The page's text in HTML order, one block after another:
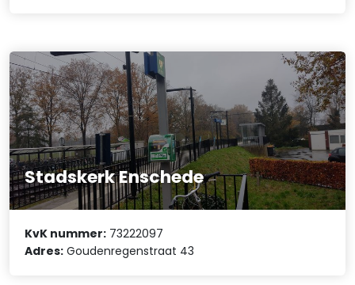
Stadskerk Enschede
KvK nummer: 73222097
Adres: Goudenregenstraat 43